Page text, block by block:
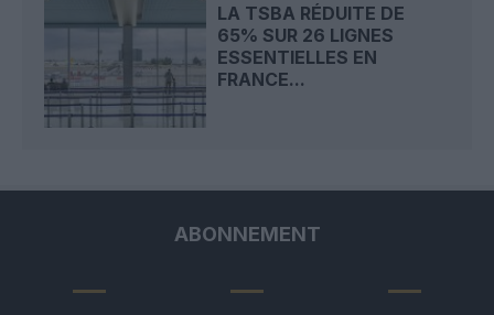
LA TSBA RÉDUITE DE
65% SUR 26 LIGNES
ESSENTIELLES EN
FRANCE...
ABONNEMENT